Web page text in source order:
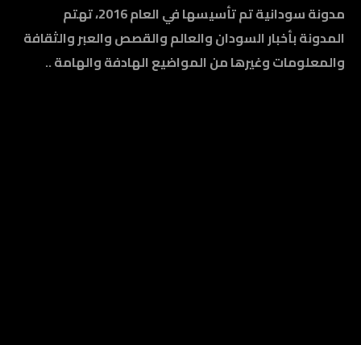
مدونة سودانية تم تأسيسها في العام 2016، تهتم
المدونة بأخبار السودان والعالم والقصص والعبر والثقافة
والمعلومات وغيرها من المواضيع الهادفة والهامة ..